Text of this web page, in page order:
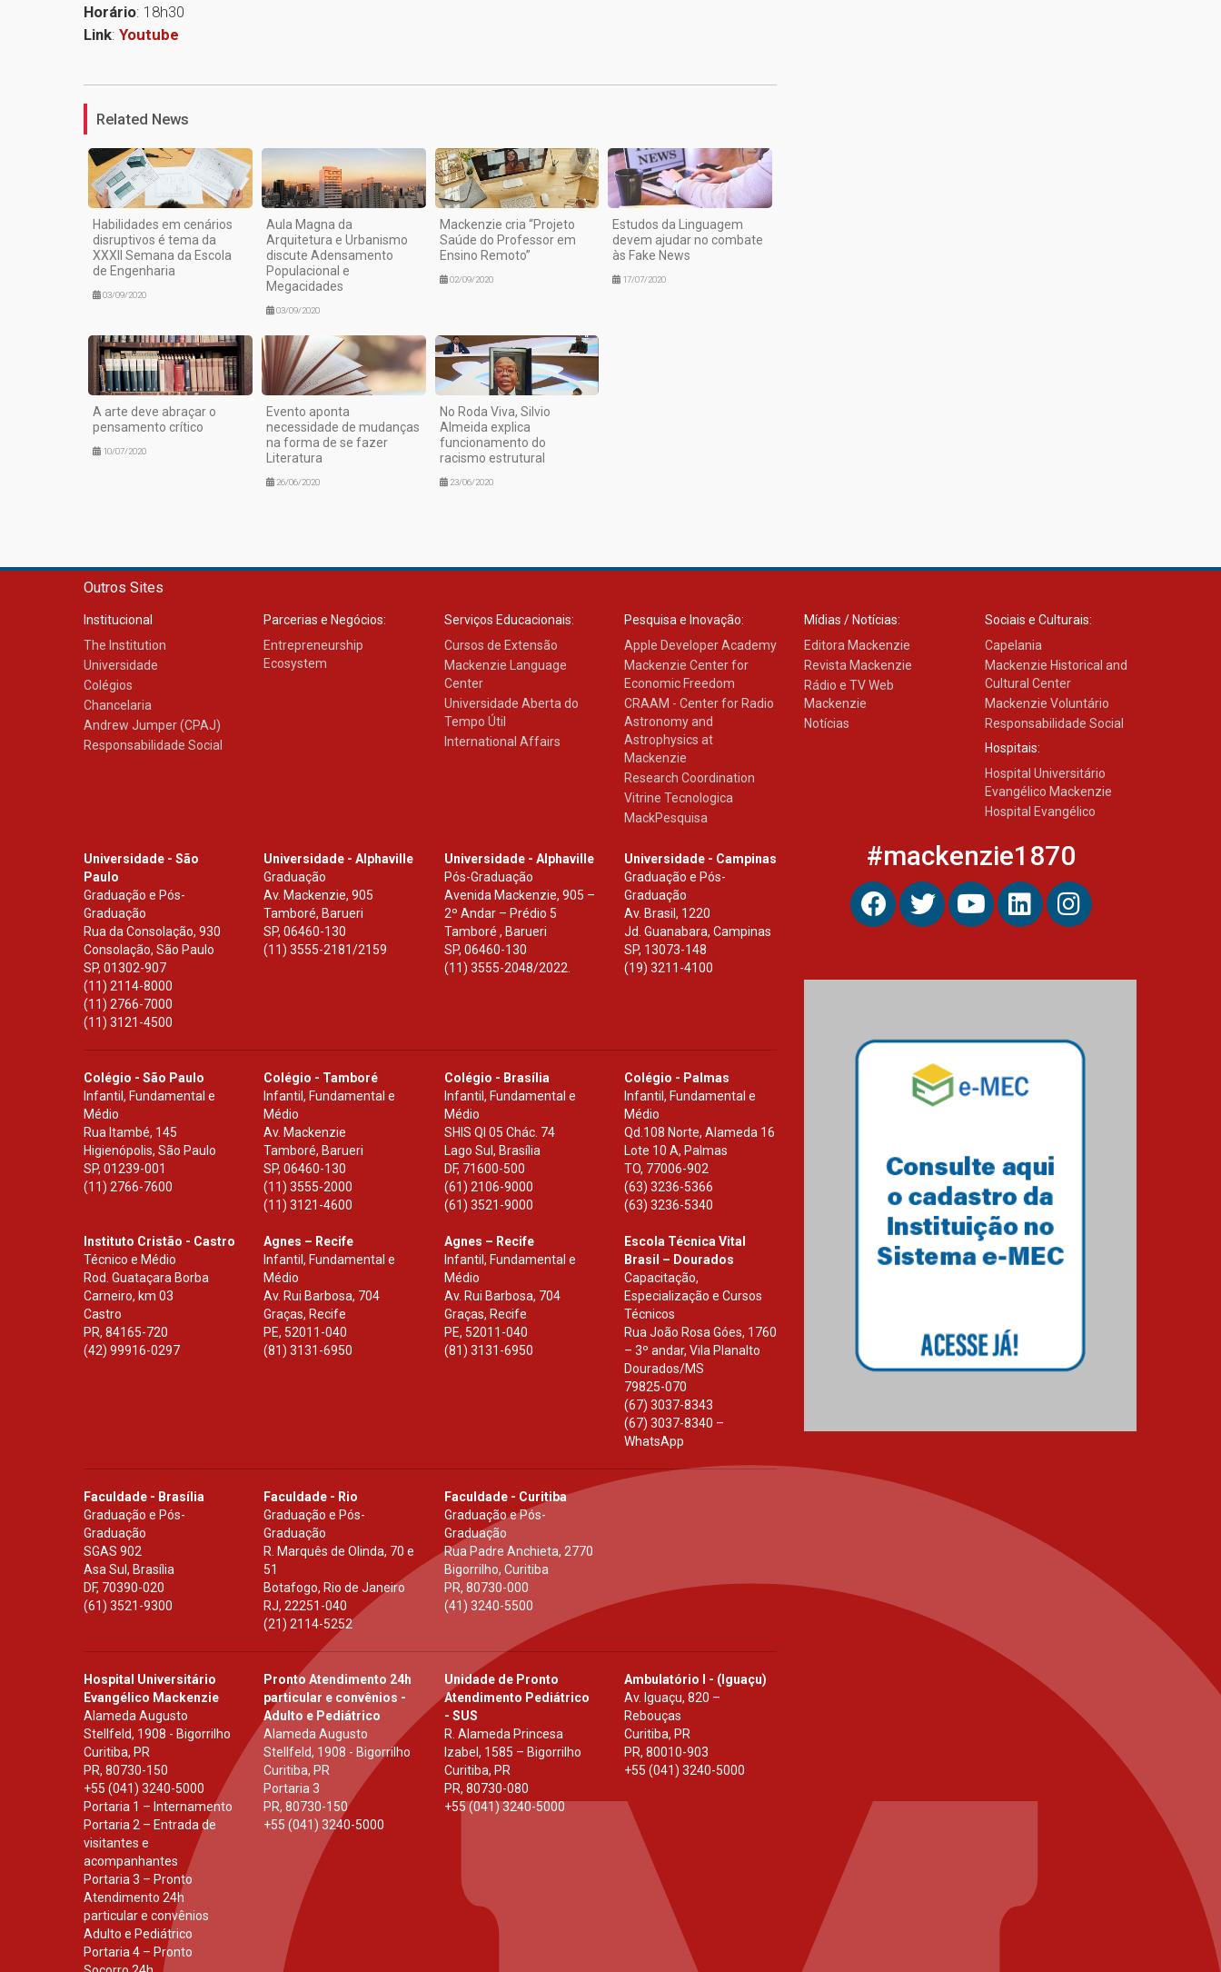
Horário: 18h30
Link: Youtube
Related News
Habilidades em cenários
disruptivos é tema da
XXXII Semana da Escola
de Engenharia
03/09/2020
Aula Magna da
Arquitetura e Urbanismo
discute Adensamento
Populacional e
Megacidades
03/09/2020
Mackenzie cria “Projeto
Saúde do Professor em
Ensino Remoto”
02/09/2020
Estudos da Linguagem
devem ajudar no combate
às Fake News
17/07/2020
A arte deve abraçar o
pensamento crítico
10/07/2020
Evento aponta
necessidade de mudanças
na forma de se fazer
Literatura
26/06/2020
No Roda Viva, Silvio
Almeida explica
funcionamento do
racismo estrutural
23/06/2020
Outros Sites
Institucional
The Institution
Universidade
Colégios
Chancelaria
Andrew Jumper (CPAJ)
Responsabilidade Social
Parcerias e Negócios:
Entrepreneurship
Ecosystem
Serviços Educacionais:
Cursos de Extensão
Mackenzie Language
Center
Universidade Aberta do
Tempo Útil
International Affairs
Pesquisa e Inovação:
Apple Developer Academy
Mackenzie Center for
Economic Freedom
CRAAM - Center for Radio
Astronomy and
Astrophysics at
Mackenzie
Research Coordination
Vitrine Tecnologica
MackPesquisa
Mídias / Notícias:
Editora Mackenzie
Revista Mackenzie
Rádio e TV Web
Mackenzie
Notícias
Sociais e Culturais:
Capelania
Mackenzie Historical and
Cultural Center
Mackenzie Voluntário
Responsabilidade Social
Hospitais:
Hospital Universitário
Evangélico Mackenzie
Hospital Evangélico
Universidade - São
Paulo
Graduação e Pós-
Graduação
Rua da Consolação, 930
Consolação, São Paulo
SP, 01302-907
(11) 2114-8000
(11) 2766-7000
(11) 3121-4500
Universidade - Alphaville
Graduação
Av. Mackenzie, 905
Tamboré, Barueri
SP,06460-130
(11) 3555-2181/2159
Universidade - Alphaville
Pós-Graduação
Avenida Mackenzie, 905 –
2º Andar – Prédio 5
Tamboré , Barueri
SP, 06460-130
(11) 3555-2048/2022.
Universidade - Campinas
Graduação e Pós-
Graduação
Av. Brasil, 1220
Jd. Guanabara, Campinas
SP, 13073-148
(19) 3211-4100
Colégio - São Paulo
Infantil, Fundamental e
Médio
Rua Itambé, 145
Higienópolis, São Paulo
SP, 01239-001
(11) 2766-7600
Colégio - Tamboré
Infantil, Fundamental e
Médio
Av. Mackenzie
Tamboré, Barueri
SP,06460-130
(11) 3555-2000
(11) 3121-4600
Colégio - Brasília
Infantil, Fundamental e
Médio
SHIS Ql 05 Chác. 74
Lago Sul, Brasília
DF, 71600-500
(61) 2106-9000
(61) 3521-9000
Colégio - Palmas
Infantil, Fundamental e
Médio
Qd.108 Norte, Alameda 16
Lote 10 A, Palmas
TO, 77006-902
(63) 3236-5366
(63) 3236-5340
Instituto Cristão - Castro
Técnico e Médio
Rod. Guataçara Borba
Carneiro, km 03
Castro
PR, 84165-720
(42) 99916-0297
Agnes – Recife
Infantil, Fundamental e
Médio
Av. Rui Barbosa, 704
Graças, Recife
PE, 52011-040
(81) 3131-6950
Agnes – Recife
Infantil, Fundamental e
Médio
Av. Rui Barbosa, 704
Graças, Recife
PE, 52011-040
(81) 3131-6950
Escola Técnica Vital
Brasil – Dourados
Capacitação,
Especialização e Cursos
Técnicos
Rua João Rosa Góes, 1760
– 3º andar, Vila Planalto
Dourados/MS
79825-070
(67) 3037-8343
(67) 3037-8340 –
WhatsApp
Faculdade - Brasília
Graduação e Pós-
Graduação
SGAS 902
Asa Sul, Brasília
DF, 70390-020
(61) 3521-9300
Faculdade - Rio
Graduação e Pós-
Graduação
R. Marquês de Olinda, 70 e
51
Botafogo, Rio de Janeiro
RJ,22251-040
(21) 2114-5252
Faculdade - Curitiba
Graduação e Pós-
Graduação
Rua Padre Anchieta, 2770
Bigorrilho, Curitiba
PR, 80730-000
(41) 3240-5500
Hospital Universitário
Evangélico Mackenzie
Alameda Augusto
Stellfeld, 1908 - Bigorrilho
Curitiba, PR
PR, 80730-150
+55 (041) 3240-5000
Portaria 1 – Internamento
Portaria 2 – Entrada de
visitantes e
acompanhantes
Portaria 3 – Pronto
Atendimento 24h
particular e convênios
Adulto e Pediátrico
Portaria 4 – Pronto
Pronto Atendimento 24h
particular e convênios -
Adulto e Pediátrico
Alameda Augusto
Stellfeld, 1908 - Bigorrilho
Curitiba, PR
Portaria 3
PR,80730-150
+55 (041) 3240-5000
Unidade de Pronto
Atendimento Pediátrico
- SUS
R. Alameda Princesa
Izabel, 1585 – Bigorrilho
Curitiba, PR
PR, 80730-080
+55 (041) 3240-5000
Ambulatório I - (Iguaçu)
Av. Iguaçu, 820 –
Rebouças
Curitiba, PR
PR, 80010-903
+55 (041) 3240-5000
#mackenzie1870